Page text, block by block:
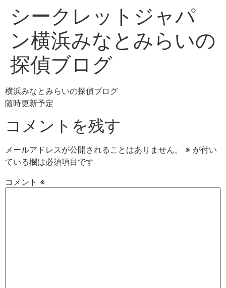
シークレットジャパ
ン横浜みなとみらいの
探偵ブログ
横浜みなとみらいの探偵ブログ
随時更新予定
コメントを残す
メールアドレスが公開されることはありません。 ※ が付い
ている欄は必須項目です
コメント ※